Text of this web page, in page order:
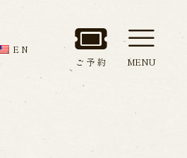
EN
ご予約 MENU